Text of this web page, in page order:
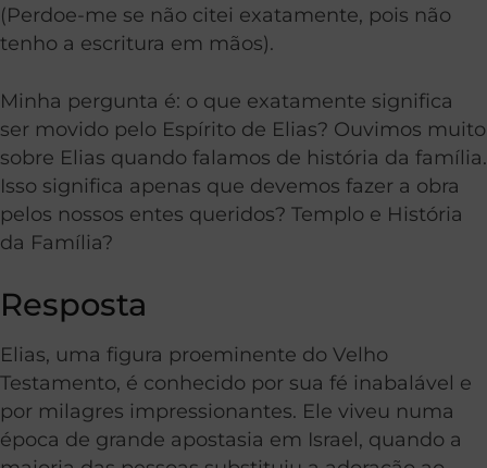
(Perdoe-me se não citei exatamente, pois não
tenho a escritura em mãos).
Minha pergunta é: o que exatamente significa
ser movido pelo Espírito de Elias? Ouvimos muito
sobre Elias quando falamos de história da família.
Isso significa apenas que devemos fazer a obra
pelos nossos entes queridos? Templo e História
da Família?
Resposta
Elias, uma figura proeminente do Velho
Testamento, é conhecido por sua fé inabalável e
por milagres impressionantes. Ele viveu numa
época de grande apostasia em Israel, quando a